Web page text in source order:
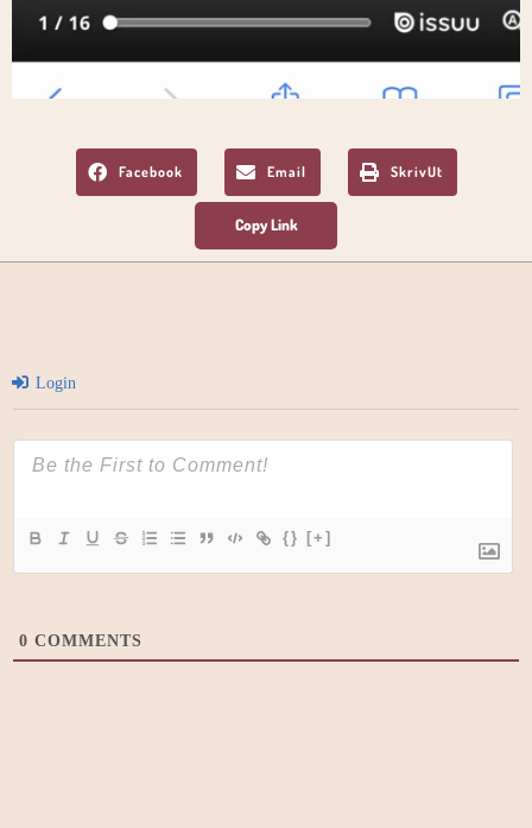
Facebook Email SkrivUt
Login
{} [+]
0 COMMENTS